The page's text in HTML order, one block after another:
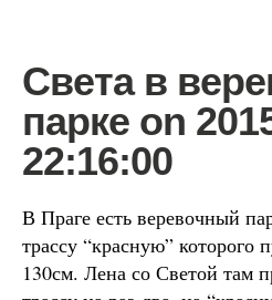
Света в
парке on
22:16:00
В Праге есть веревочный
трассу “красную” которого
130см. Лена со Светой там